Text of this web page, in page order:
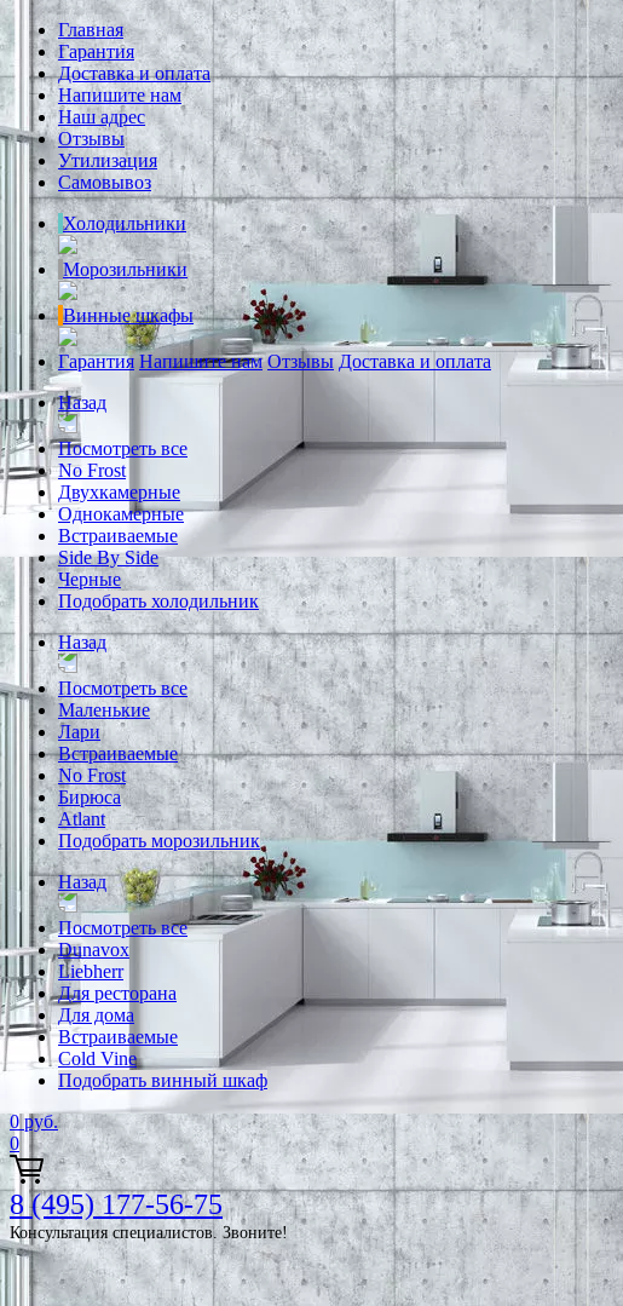
Главная
Гарантия
Доставка и оплата
Напишите нам
Наш адрес
Отзывы
Утилизация
Самовывоз
Холодильники
Морозильники
Винные шкафы
Гарантия Напишите нам Отзывы Доставка и оплата
Назад
Посмотреть все
No Frost
Двухкамерные
Однокамерные
Встраиваемые
Side By Side
Черные
Подобрать холодильник
Назад
Посмотреть все
Маленькие
Лари
Встраиваемые
No Frost
Бирюса
Atlant
Подобрать морозильник
Назад
Посмотреть все
Dunavox
Liebherr
Для ресторана
Для дома
Встраиваемые
Cold Vine
Подобрать винный шкаф
0 руб.
0
8 (495) 177-56-75
Консультация специалистов. Звоните!